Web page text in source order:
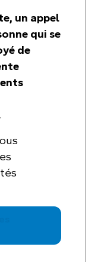
un appel
qui se
de